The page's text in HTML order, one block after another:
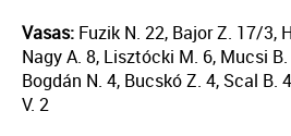
Vasas: Fuzik N. 22, Bajor Z. 17/3,
Nagy A. 8, Lisztócki M. 6, Mucsi
Bogdán N. 4, Bucskó Z. 4, Scal B.
V. 2